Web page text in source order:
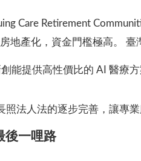
Care Retirement
地產化，資金門檻極高。 臺
能提供高性價比的 AI 醫療
照法人法的逐步完善，讓專
後一哩路